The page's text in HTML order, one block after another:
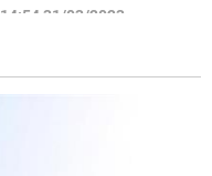
14:54 31/03/2023